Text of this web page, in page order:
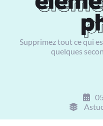
Supprimez tout ce qui
quelques